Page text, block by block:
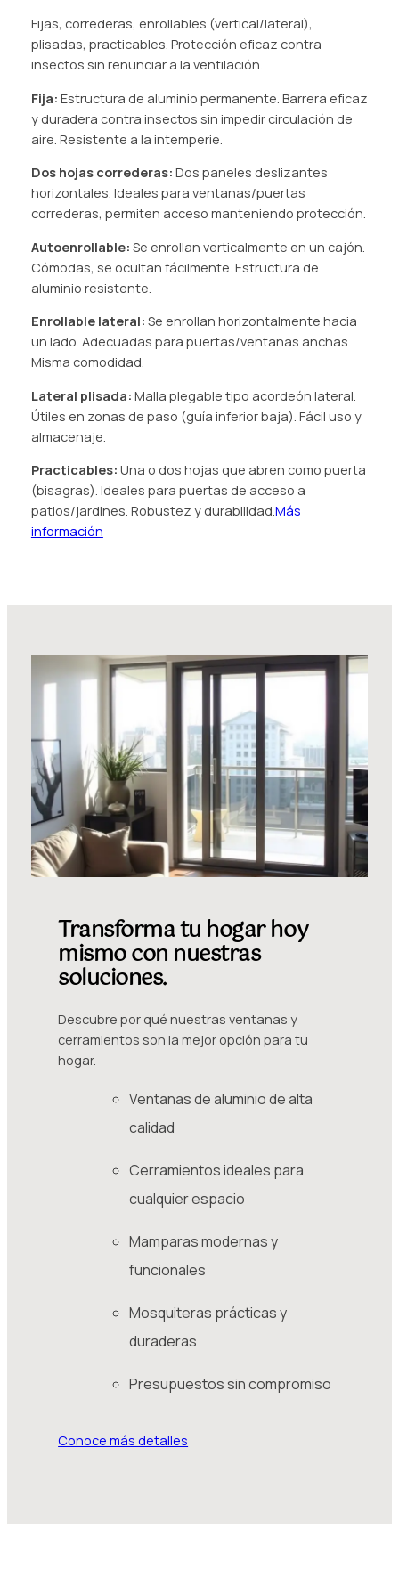
Fijas, correderas, enrollables (vertical/lateral),
plisadas, practicables. Protección eficaz contra
insectos sin renunciar a la ventilación.
Fija: Estructura de aluminio permanente. Barrera eficaz
y duradera contra insectos sin impedir circulación de
aire. Resistente a la intemperie.
Dos hojas correderas: Dos paneles deslizantes
horizontales. Ideales para ventanas/puertas
correderas, permiten acceso manteniendo protección.
Autoenrollable: Se enrollan verticalmente en un cajón.
Cómodas, se ocultan fácilmente. Estructura de
aluminio resistente.
Enrollable lateral: Se enrollan horizontalmente hacia
un lado. Adecuadas para puertas/ventanas anchas.
Misma comodidad.
Lateral plisada: Malla plegable tipo acordeón lateral.
Útiles en zonas de paso (guía inferior baja). Fácil uso y
almacenaje.
Practicables: Una o dos hojas que abren como puerta
(bisagras). Ideales para puertas de acceso a
patios/jardines. Robustez y durabilidad.Más
información
Transforma tu hogar hoy
mismo con nuestras
soluciones.
Descubre por qué nuestras ventanas y
cerramientos son la mejor opción para tu
hogar.
Ventanas de aluminio de alta
calidad
Cerramientos ideales para
cualquier espacio
Mamparas modernas y
funcionales
Mosquiteras prácticas y
duraderas
Presupuestos sin compromiso
Conoce más detalles